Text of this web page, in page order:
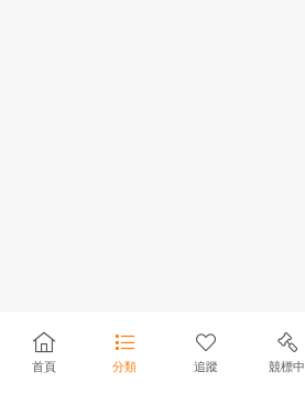
首頁 分類 追蹤 競標中